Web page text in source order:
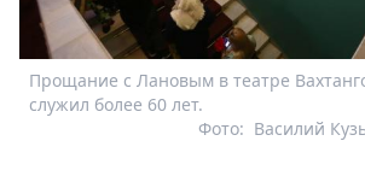
Прощание с Лановым в театре
служил более 60 лет.
Василий
Фото: